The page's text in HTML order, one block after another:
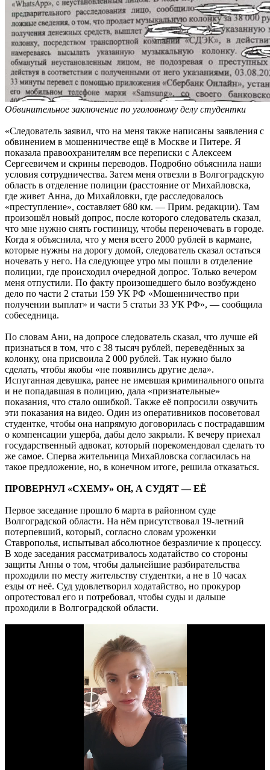
Обвинительное заключение по уголовному делу студентки
«Следователь заявил, что на меня также написаны заявления с
обвинением в мошенничестве ещё в Москве и Питере. Я
показала правоохранителям все переписки с Алексеем
Сергеевичем и скрины переводов. Подробно объяснила наши
условия сотрудничества. Затем меня отвезли в Волгоградскую
область в отделение полиции (расстояние от Михайловска,
где живет Анна, до Михайловки, где расследовалось
«преступление», составляет 680 км. — Прим. редакции). Там
произошёл новый допрос, после которого следователь сказал,
что мне нужно снять гостиницу, чтобы переночевать в городе.
Когда я объяснила, что у меня всего 2000 рублей в кармане,
которые нужны на дорогу домой, следователь сказал остаться
ночевать у него. На следующее утро мы пошли в отделение
полиции, где происходил очередной допрос. Только вечером
меня отпустили. По факту произошедшего было возбуждено
дело по части 2 статьи 159 УК РФ «Мошенничество при
получении выплат» и части 5 статьи 33 УК РФ», — сообщила
собеседница.
По словам Ани, на допросе следователь сказал, что лучше ей
признаться в том, что с 38 тысяч рублей, переведённых за
колонку, она присвоила 2 000 рублей. Так нужно было
сделать, чтобы якобы «не появились другие дела».
Испуганная девушка, ранее не имевшая криминального опыта
и не попадавшая в полицию, дала «признательные»
показания, что стало ошибкой. Также её попросили озвучить
эти показания на видео. Один из оперативников посоветовал
студентке, чтобы она напрямую договорилась с пострадавшим
о компенсации ущерба, дабы дело закрыли. К вечеру приехал
государственный адвокат, который порекомендовал сделать то
же самое. Сперва жительница Михайловска согласилась на
такое предложение, но, в конечном итоге, решила отказаться.
ПРОВЕРНУЛ «СХЕМУ» ОН, А СУДЯТ — ЕЁ
Первое заседание прошло 6 марта в районном суде
Волгоградской области. На нём присутствовал 19-летний
потерпевший, который, согласно словам уроженки
Ставрополья, испытывал абсолютное безразличие к процессу.
В ходе заседания рассматривалось ходатайство со стороны
защиты Анны о том, чтобы дальнейшие разбирательства
проходили по месту жительству студентки, а не в 10 часах
езды от неё. Суд удовлетворил ходатайство, но прокурор
опротестовал его и потребовал, чтобы суды и дальше
проходили в Волгоградской области.